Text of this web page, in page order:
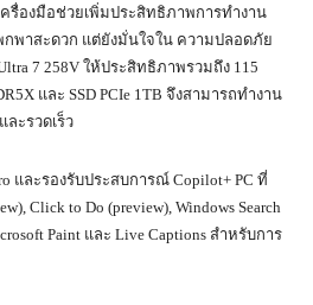
รื่องมือช่วยเพิ่มประสิทธิภาพการทำงาน
พาสะดวก แต่ยังมั่นใจใน ความปลอดภัย
7 258V ให้ประสิทธิภาพรวมถึง 115
และ SSD PCIe 1TB จึงสามารถทำงาน
ะรวดเร็ว
และรองรับประสบการณ์ Copilot+ PC ที่
Click to Do (preview), Windows Search
Paint และ Live Captions สำหรับการ